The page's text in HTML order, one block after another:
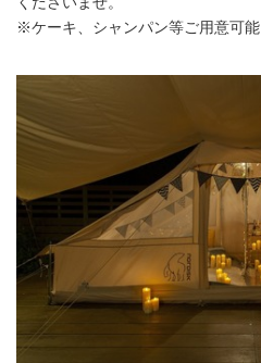
※ケーキ、シャンパン等ご用意可能